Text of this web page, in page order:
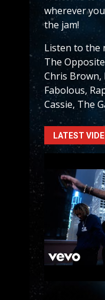
wherever
the jam!
Listen to the
The
Chris Brown,
Fabolous,
Cassie, The
LATEST